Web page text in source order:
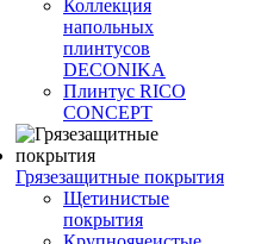
Коллекция
напольных
плинтусов
DECONIKA
Плинтус RICO
CONCEPT
Грязезащитные покрытия
Щетинистые
покрытия